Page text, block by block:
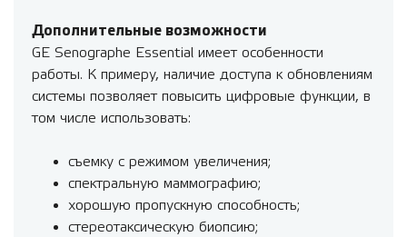
Дополнительные возможности
GE Senographe Essential имеет особенности
работы. К примеру, наличие доступа к обновлениям
системы позволяет повысить цифровые функции, в
том числе использовать:
съемку с режимом увеличения;
спектральную маммографию;
хорошую пропускную способность;
стереотаксическую биопсию;